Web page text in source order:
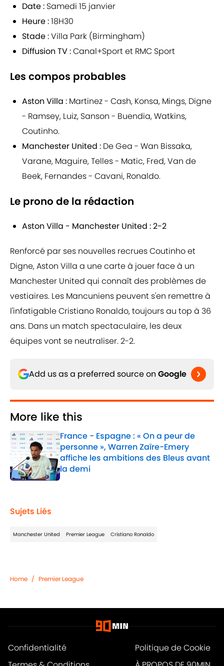
Date : Samedi 15 janvier
Heure :18H30
Stade :Villa Park (Birmingham)
Diffusion TV :Canal+Sport et RMC Sport
Les compos probables
Aston Villa : Martinez - Cash, Konsa, Mings, Digne
- Ramsey, Luiz, Sanson - Buendia, Watkins,
Coutinho.
Manchester United : De Gea - Wan Bissaka,
Varane, Maguire, Telles - Matic, Fred, Van de
Beek, Fernandes - Cavani, Ronaldo.
Le prono de la rédaction
Aston Villa - Manchester United : 2-2
Renforcé par ses nouvelles recrues Coutinho et
Digne, Aston Villa a une carte à jouer face à un
Manchester United qui connaît des problèmes de
vestiaires. Les Mancuniens peuvent s'en remettre à
l'infatigable Cristiano Ronaldo, toujours au top à 36
ans. Dans un match spectaculaire, les deux
équipes vont se neutraliser. 2-2.
Add us as a preferred source on Google
More like this
France - Espagne : « On a peur de
personne », Warren Zaïre-Emery
affiche les ambitions des Bleus avant
la demi
Published by on Invalid Date
Sujets Liés
Manchester United Premier League Cristiano Ronaldo
Home / Premier League
Confidentialité
Politique de Cookie